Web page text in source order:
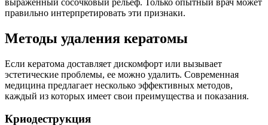
правильно интерпретировать эти признаки.
Методы удаления кератомы
Если кератома доставляет дискомфорт или вызывает
эстетические проблемы, ее можно удалить. Современная
медицина предлагает несколько эффективных методов,
каждый из которых имеет свои преимущества и показания.
Криодеструкция